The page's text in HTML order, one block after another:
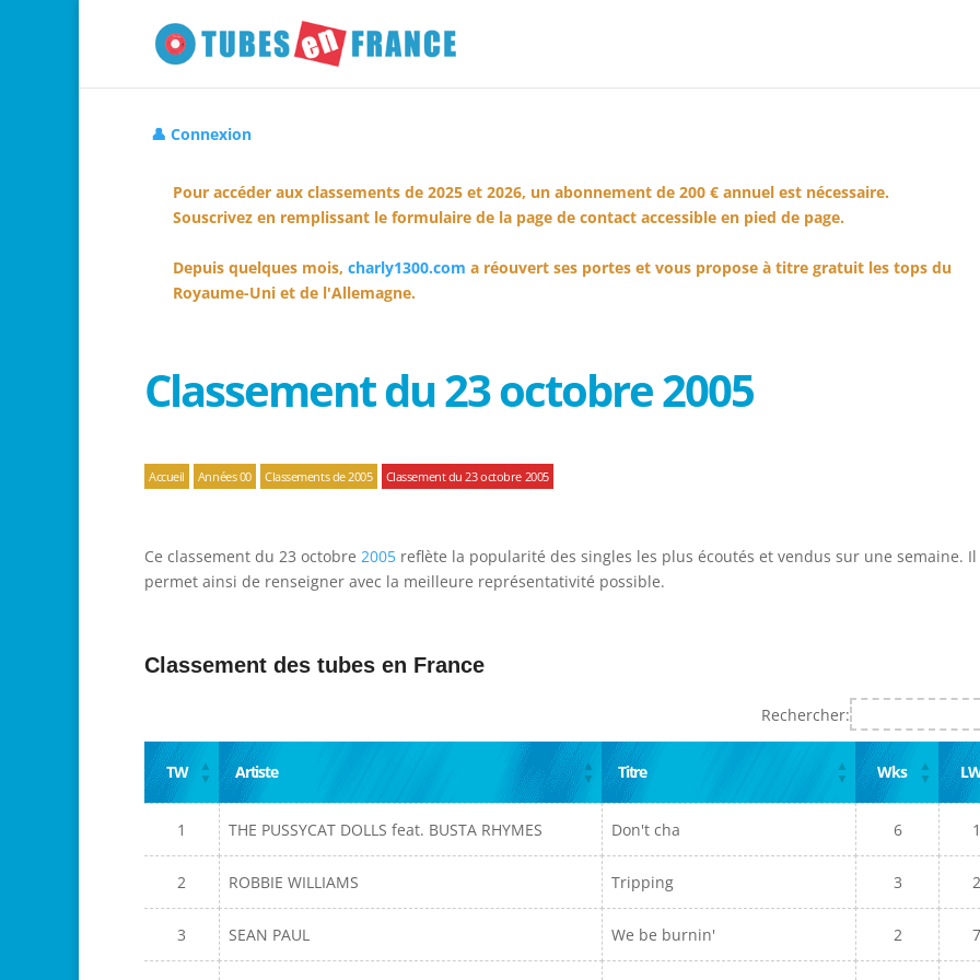
👤 Connexion
Pour accéder aux classements de 2025 et 2026, un abonnement de 200 € annuel est nécessaire.
Souscrivez en remplissant le formulaire de la page de contact accessible en pied de page.
Depuis quelques mois, charly1300.com a réouvert ses portes et vous propose à titre gratuit les tops du
Royaume-Uni et de l'Allemagne.
Classement du 23 octobre 2005
Accueil Années 00 Classements de 2005 Classement du 23 octobre 2005
Ce classement du 23 octobre 2005 reflète la popularité des singles les plus écoutés et vendus sur une semaine. Il
permet ainsi de renseigner avec la meilleure représentativité possible.
Classement des tubes en France
Rechercher:
TW Artiste Titre Wks
1 THE PUSSYCAT DOLLS feat. BUSTA RHYMES Don't cha 6 1
2 ROBBIE WILLIAMS Tripping 3 2
3 SEAN PAUL We be burnin' 2 7